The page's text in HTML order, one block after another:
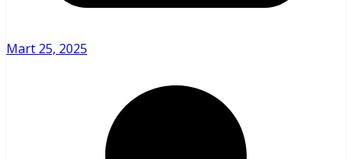
Mart 25, 2025